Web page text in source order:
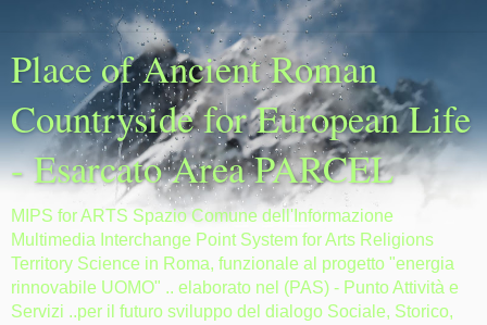
Place of Ancient Roman
Countryside for European Life
- Esarcato Area PARCEL
MIPS for ARTS Spazio Comune dell'Informazione
Multimedia Interchange Point System for Arts Religions
Territory Science in Roma, funzionale al progetto "energia
rinnovabile UOMO" .. elaborato nel (PAS) - Punto Attività e
Servizi ..per il futuro sviluppo del dialogo Sociale, Storico,